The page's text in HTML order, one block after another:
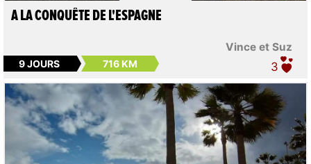
Vince et Suz
A LA CONQUÊTE DE L'ESPAGNE
9 JOURS 716 KM 3